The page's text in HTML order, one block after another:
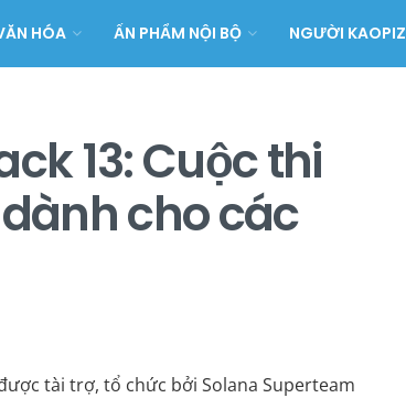
HÓA ẤN PHẨM NỘI BỘ NGƯỜI KAOPIZ
13: Cuộc thi
cho các
tài trợ, tổ chức bởi Solana Superteam